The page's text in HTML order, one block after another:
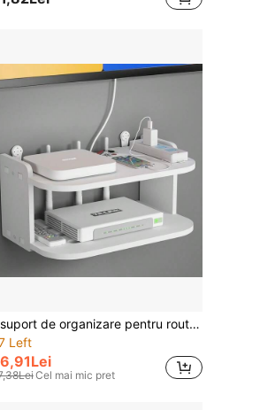
1 suport de organizare pentru router și WiFi, montat pe perete - Suport pentru gestionarea cablurilor pentru modem, set-top box și accesorii TV | Design decorativ de depozitare care economisește spațiu, ventilat | Instalare fără găurire, creează un aspect ordonat al casei/birouului, organizator practic
Left
Cel mai mic pret